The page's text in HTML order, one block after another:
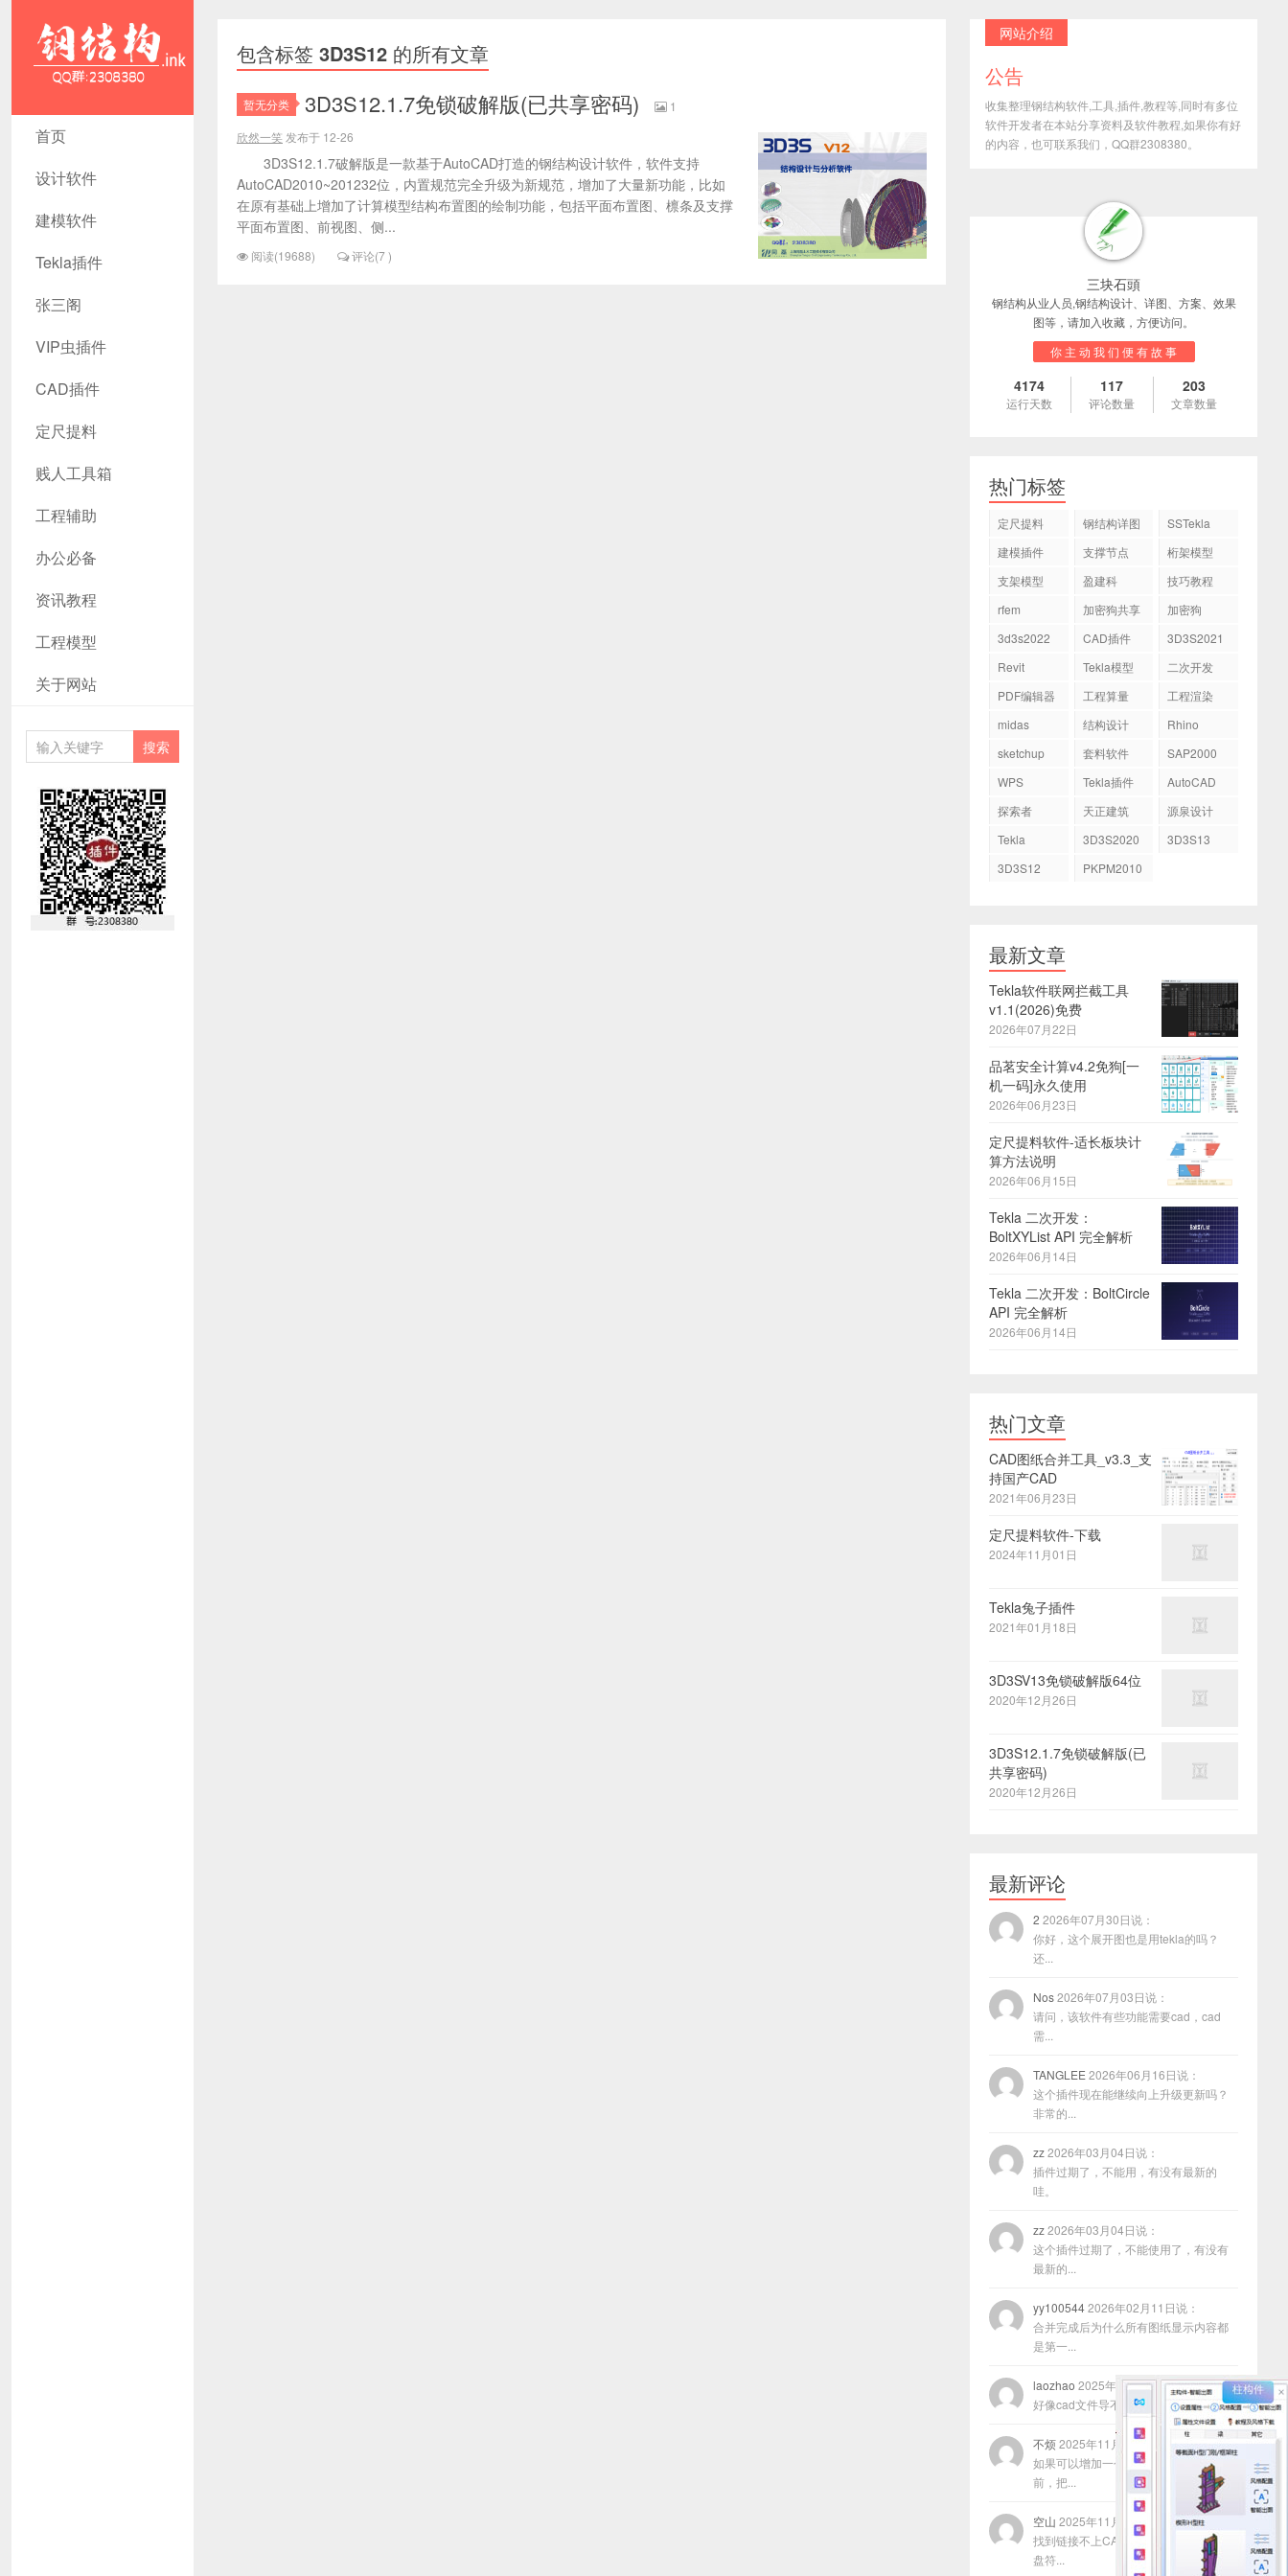
3D3S12 -
钢结构资源
网- Tekla插
件 CAD工
具 犀牛GH
汉化
首页
设计软件
建模软件
Tekla插件
张三阁
VIP虫插件
CAD插件
定尺提料
贱人工具箱
工程辅助
办公必备
资讯教程
工程模型
关于网站
包含标签 3D3S12 的所有文章
暂无分类 3D3S12.1.7免锁破解版(已共享密码)
1
欣然一笑 发布于 12-26
3D3S12.1.7破解版是一款基于AutoCAD打造的钢结构设计软件，软件支持
AutoCAD2010~201232位，内置规范完全升级为新规范，增加了大量新功能，比如
在原有基础上增加了计算模型结构布置图的绘制功能，包括平面布置图、檩条及支撑
平面布置图、前视图、侧...
阅读(19688) 评论(7 )
网站介绍
公告
收集整理钢结构软件,工具,插件,教程等,同时有多位
软件开发者在本站分享资料及软件教程,如果你有好
的内容，也可联系我们，QQ群2308380。
三块石頭
钢结构从业人员,钢结构设计、详图、方案、效果
图等，请加入收藏，方便访问。
你 主 动 我 们 便 有 故 事
4174
运行天数
117
评论数量
203
文章数量
热门标签
定尺提料 钢结构详图
SSTekla
建模插件
支撑节点
桁架模型
支架模型
盈建科
技巧教程
rfem
加密狗共享
加密狗
3d3s2022
CAD插件
3D3S2021
Revit
Tekla模型
二次开发
PDF编辑器
工程算量
工程渲染
midas
结构设计
Rhino
sketchup
套料软件
SAP2000
WPS
Tekla插件
AutoCAD
探索者
天正建筑
源泉设计
Tekla
3D3S2020
3D3S13
3D3S12
PKPM2010
最新文章
Tekla软件联网拦截工具
v1.1(2026)免费
2026年07月22日
品茗安全计算v4.2免狗[一
机一码]永久使用
2026年06月23日
定尺提料软件-适长板块计
算方法说明
2026年06月15日
Tekla 二次开发：
BoltXYList API 完全解析
2026年06月14日
Tekla 二次开发：BoltCircle
API 完全解析
2026年06月14日
热门文章
CAD图纸合并工具_v3.3_支
持国产CAD
2021年06月23日
定尺提料软件-下载
2024年11月01日
Tekla兔子插件
2021年01月18日
3D3SV13免锁破解版64位
2020年12月26日
3D3S12.1.7免锁破解版(已
共享密码)
2020年12月26日
最新评论
2 2026年07月30日说：
你好，这个展开图也是用tekla的吗？
还...
Nos2026年07月03日说：
请问，该软件有些功能需要cad，cad
需...
TANGLEE 2026年06月16日说：
这个插件现在能继续向上升级更新吗？
非常的...
zz2026年03月04日说：
插件过期了，不能用，有没有最新的
哇。
zz2026年03月04日说：
这个插件过期了，不能使用了，有没有
最新的...
yy1005442026年02月11日说：
合并完成后为什么所有图纸显示内容都
是第一...
laozhao 2025年11月22日说：
好像cad文件导不进去咋回事？
不烦2025年11月17日说：
如果可以增加一个功能，就是在合并以
前，把...
空山 2025年11月13日说：
找到链接不上CAD的原因了，程序放在
盘符...